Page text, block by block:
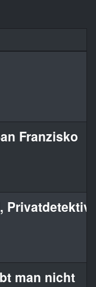
Franzisko
Privatdetektiv
man nicht